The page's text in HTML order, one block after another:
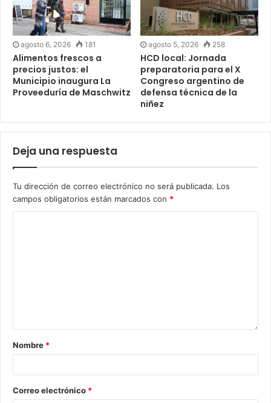
agosto 6, 2026 181
Alimentos frescos a
precios justos: el
Municipio inaugura La
Proveeduría de Maschwitz
agosto 5, 2026 258
HCD local: Jornada
preparatoria para el X
Congreso argentino de
defensa técnica de la
niñez
Deja una respuesta
Tu dirección de correo electrónico no será publicada. Los
campos obligatorios están marcados con *
Nombre *
Correo electrónico *